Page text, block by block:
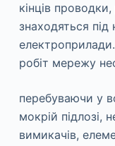
кінців
знаходяться
робіт мережу
перебуваючи у
мокрій підлозі,
вимикачів,